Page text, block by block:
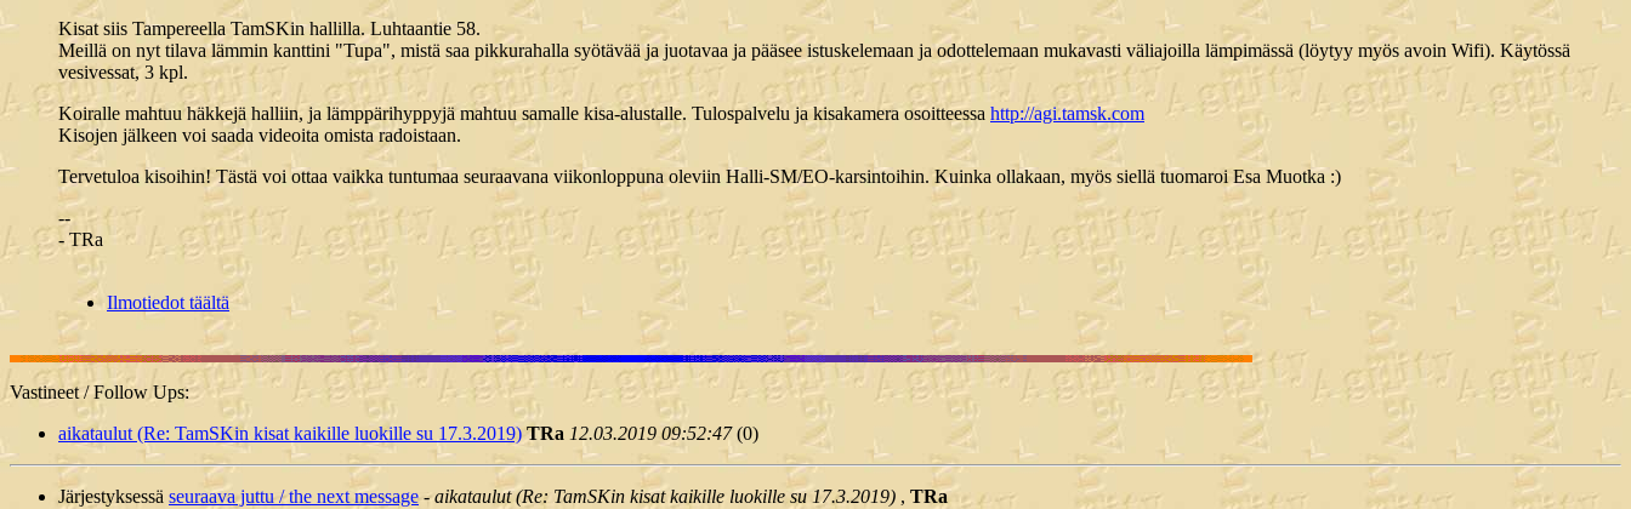
Kisat siis Tampereella TamSKin hallilla. Luhtaantie 58.
Meillä on nyt tilava lämmin kanttini "Tupa", mistä saa pikkurahalla syötävää ja juotavaa ja pääsee istuskelemaan ja odottelemaan mukavasti väliajoilla lämpimässä (löytyy myös avoin Wifi). Käytössä
vesivessat, 3 kpl.
Koiralle mahtuu häkkejä halliin, ja lämppärihyppyjä mahtuu samalle kisa-alustalle. Tulospalvelu ja kisakamera osoitteessa http://agi.tamsk.com
Kisojen jälkeen voi saada videoita omista radoistaan.
Tervetuloa kisoihin! Tästä voi ottaa vaikka tuntumaa seuraavana viikonloppuna oleviin Halli-SM/EO-karsintoihin. Kuinka ollakaan, myös siellä tuomaroi Esa Muotka :)
--
- TRa
Ilmotiedot täältä
Vastineet / Follow Ups:
aikataulut (Re: TamSKin kisat kaikille luokille su 17.3.2019) TRa 12.03.2019 09:52:47(0)
Järjestyksessä seuraava juttu / the next message-aikataulut (Re: TamSKin kisat kaikille luokille su 17.3.2019) , TRa